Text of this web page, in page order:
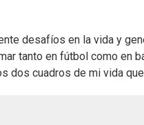
desafíos en la vida y
tanto en fútbol como en
dos cuadros de mi vida